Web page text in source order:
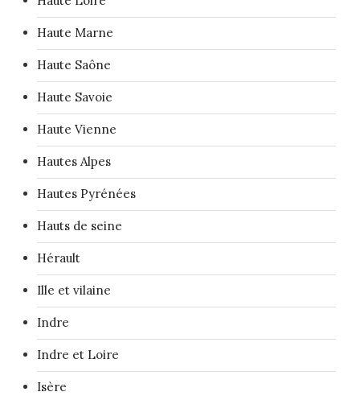
Haute Marne
Haute Saône
Haute Savoie
Haute Vienne
Hautes Alpes
Hautes Pyrénées
Hauts de seine
Hérault
Ille et vilaine
Indre
Indre et Loire
Isère